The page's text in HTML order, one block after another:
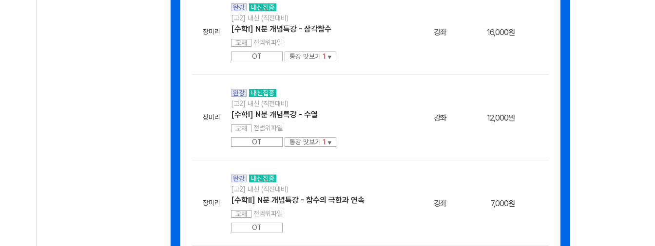
장미리
완강
내신집중
[고2] 내신 (직전대비)
[수학l] N분 개념특강 - 삼각함수
교재
전범위파일
OT
통강 맛보기 1 ▼
강좌 16,000원
장미리
완강
내신집중
[고2] 내신 (직전대비)
[수학l] N분 개념특강 - 수열
교재
전범위파일
OT
통강 맛보기 1 ▼
강좌 12,000원
장미리
완강
내신집중
[고2] 내신 (직전대비)
[수학ll] N분 개념특강 - 함수의 극한과 연속
교재
전범위파일
OT
강좌 7,000원